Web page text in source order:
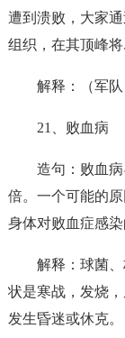
遭到溃败，大家
组织，在其顶峰
解释：（军队
21、败血病
造句：败血病
倍。一个可能的
身体对败血症感染
解释：球菌、
状是寒战，发烧
发生昏迷或休克。